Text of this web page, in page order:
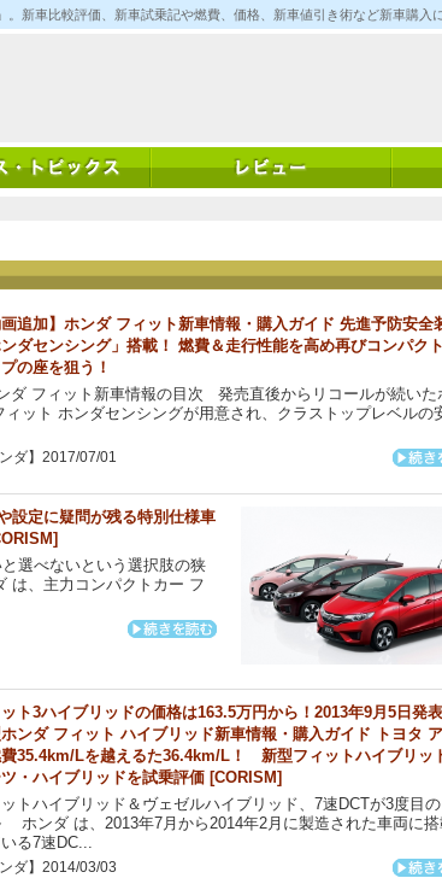
新車比較評価、新車試乗記や燃費、価格、新車値引き術など新車購入
画追加】ホンダ フィット新車情報・購入ガイド 先進予防安全
ンダセンシング」搭載！ 燃費＆走行性能を高め再びコンパク
プの座を狙う！
ダ フィット新車情報の目次 発売直後からリコールが続いた
ィット ホンダセンシングが用意され、クラストップレベルの
ンダ】2017/07/01
設定に疑問が残る特別仕様車
選べないという選択肢の狭
、主力コンパクトカー フ
ト3ハイブリッドの価格は163.5万円から！2013年9月5日発
ンダ フィット ハイブリッド新車情報・購入ガイド トヨタ
35.4km/Lを越えるた36.4km/L！ 新型フィットハイブリッ
・ハイブリッドを試乗評価 [CORISM]
トハイブリッド＆ヴェゼルハイブリッド、7速DCTが3度目の
ホンダ は、2013年7月から2014年2月に製造された車両に搭
る7速DC...
ンダ】2014/03/03